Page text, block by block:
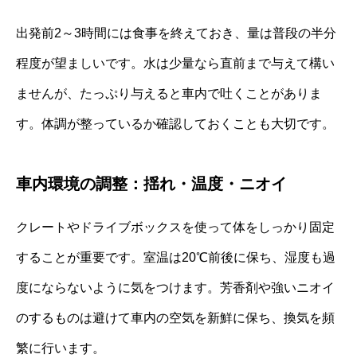
出発前2～3時間には食事を終えておき、量は普段の半分
程度が望ましいです。水は少量なら直前まで与えて構い
ませんが、たっぷり与えると車内で吐くことがありま
す。体調が整っているか確認しておくことも大切です。
車内環境の調整：揺れ・温度・ニオイ
クレートやドライブボックスを使って体をしっかり固定
することが重要です。室温は20℃前後に保ち、湿度も過
度にならないように気をつけます。芳香剤や強いニオイ
のするものは避けて車内の空気を新鮮に保ち、換気を頻
繁に行います。